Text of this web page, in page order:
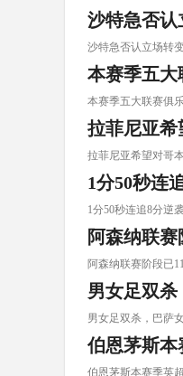
沙特急否认
沙特急否认立场转
本赛季五大
本赛季五大联赛俱
拉菲尼亚希
拉菲尼亚希望对哥
1分50秒连
1分50秒连追8分逆
阿森纳联
阿森纳联赛阶段已
男女足双
男女足双杀，巴萨
伯恩茅斯本
伯恩茅斯本赛季英